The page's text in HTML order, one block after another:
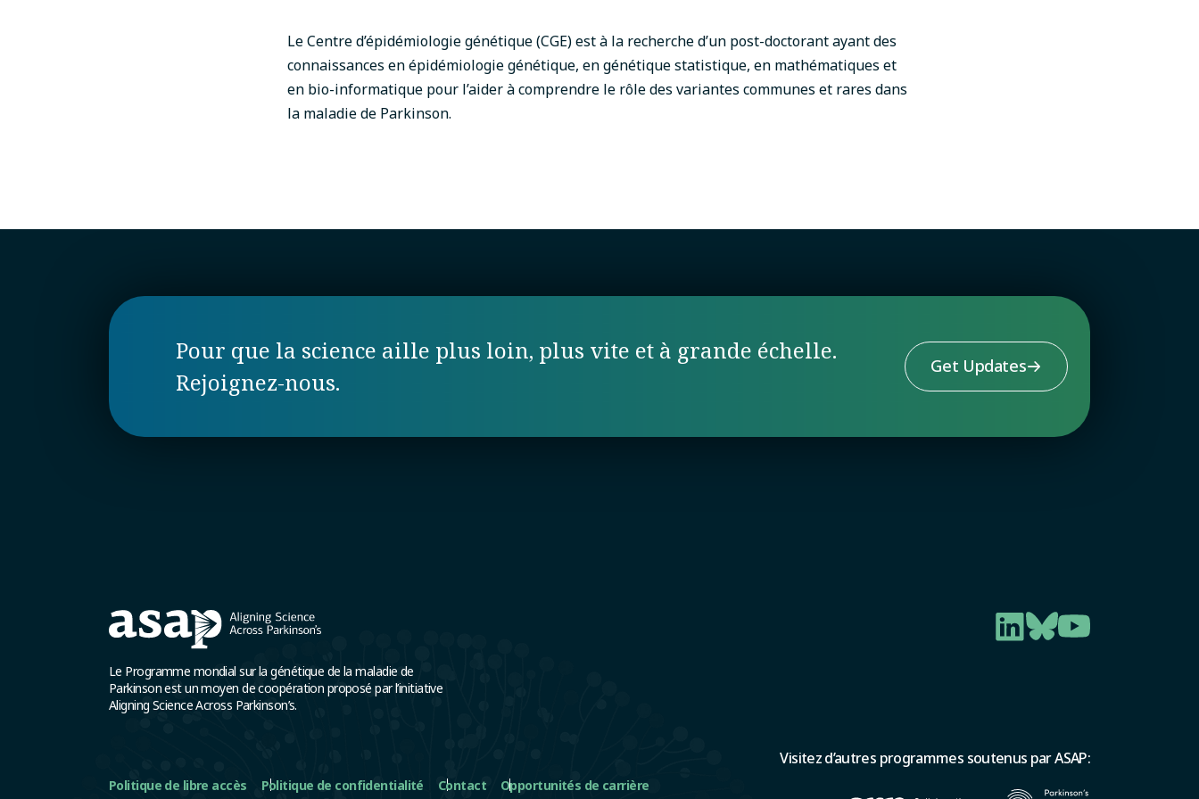
Le Centre d’épidémiologie génétique (CGE) est à la recherche d’un post-doctorant ayant des
connaissances en épidémiologie génétique, en génétique statistique, en mathématiques et
en bio-informatique pour l’aider à comprendre le rôle des variantes communes et rares dans
la maladie de Parkinson.
Pour que la science aille plus loin, plus vite et à grande échelle.
Rejoignez-nous.
Get Updates
Le Programme mondial sur la génétique de la maladie de
Parkinson est un moyen de coopération proposé par l’initiative
Aligning Science Across Parkinson’s.
Politique de libre accès Politique de confidentialité Contact Opportunités de carrière
Visitez d’autres programmes soutenus par ASAP: